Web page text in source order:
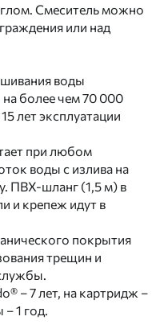
Смеситель можно
или над
воды
более чем 70 000
лет эксплуатации
при любом
воды с излива на
ПВХ-шланг (1,5 м) в
и крепеж идут в
покрытия
трещин и
– 7 лет, на картридж –
– 1 год.